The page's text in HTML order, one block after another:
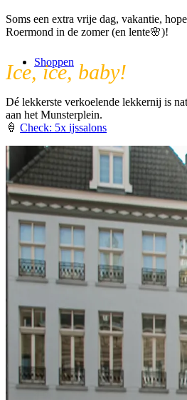
Shoppen
Soms een extra vrije dag, vakantie,
Roermond in de zomer (en lente🌸)!
Ice, ice, baby!
Dé lekkerste verkoelende lekkernij is
aan het Munsterplein.
🍦 Check: 5x ijssalons